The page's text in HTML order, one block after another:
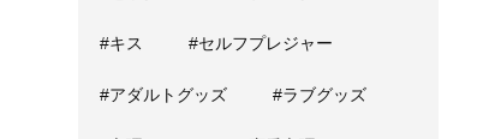
#キス #セルフプレジャー
#アダルトグッズ #ラブグッズ